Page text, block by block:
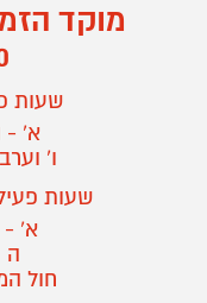
מוקד
שעות
א' -
ו'
שעות
א' -
ה
חול